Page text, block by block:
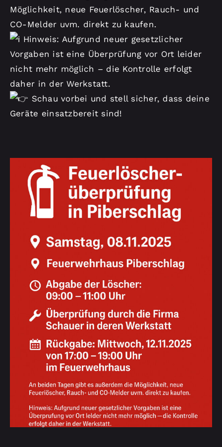
Möglichkeit, neue Feuerlöscher, Rauch- und
CO-Melder uvm. direkt zu kaufen.
Hinweis: Aufgrund neuer gesetzlicher
Vorgaben ist eine Überprüfung vor Ort leider
nicht mehr möglich – die Kontrolle erfolgt
daher in der Werkstatt.
Schau vorbei und stell sicher, dass deine
Geräte einsatzbereit sind!